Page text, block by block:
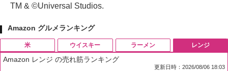
TM & ©Universal Studios.
Amazon グルメランキング
米 ウイスキー ラーメン レンジ
Amazon レンジ の売れ筋ランキング
更新日時：2026/08/06 18:03